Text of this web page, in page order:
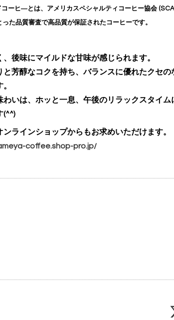
ーヒ―とは、アメリカスペシャルティコーヒー協会
た品質審査で高品質が保証されたコーヒーです。
、後味にマイルドな甘味が感じられます。
と芳醇なコクを持ち、バランスに優れたクセの
わいは、ホッと一息、午後のリラックスタイム
(^^)
ンラインショップからもお求めいただけます。
coffee.shop-pro.jp/